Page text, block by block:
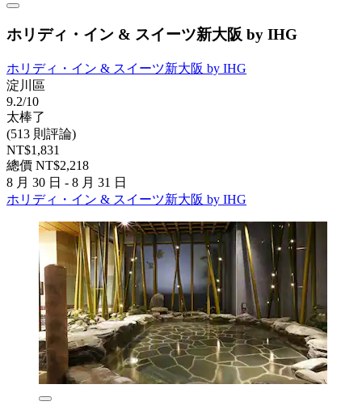
ホリディ・イン & スイーツ新大阪 by IHG
ホリディ・イン & スイーツ新大阪 by IHG
淀川區
9.2/10
太棒了
(513 則評論)
NT$1,831
總價 NT$2,218
8 月 30 日 - 8 月 31 日
ホリディ・イン & スイーツ新大阪 by IHG